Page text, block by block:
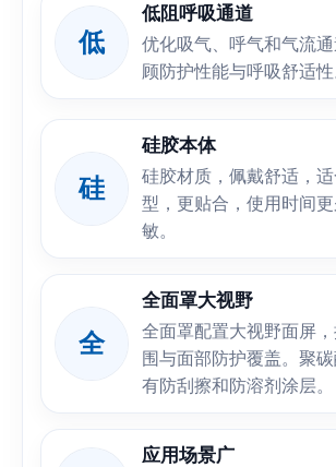
低
低阻呼吸通道
优化吸气、呼气和气流
顾防护性能与呼吸舒适性
硅
硅胶本体
硅胶材质，佩戴舒适，
型，更贴合，使用时间
敏。
全
全面罩大视野
全面罩配置大视野面屏
围与面部防护覆盖。聚碳
有防刮擦和防溶剂涂层。
应用场景广